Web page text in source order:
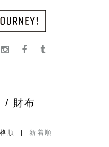
/ 財布
順 | 新着順